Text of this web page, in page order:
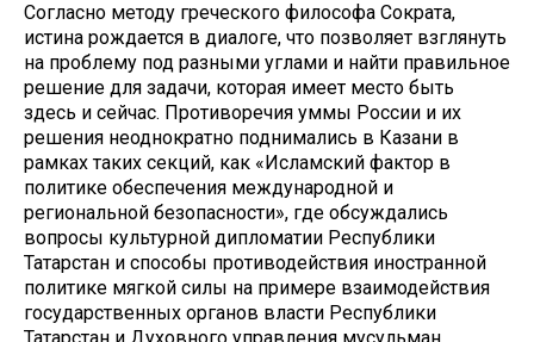
Согласно методу греческого философа Сократа,
истина рождается в диалоге, что позволяет взглянуть
на проблему под разными углами и найти правильное
решение для задачи, которая имеет место быть
здесь и сейчас. Противоречия уммы России и их
решения неоднократно поднимались в Казани в
рамках таких секций, как «Исламский фактор в
политике обеспечения международной и
региональной безопасности», где обсуждались
вопросы культурной дипломатии Республики
Татарстан и способы противодействия иностранной
политике мягкой силы на примере взаимодействия
государственных органов власти Республики